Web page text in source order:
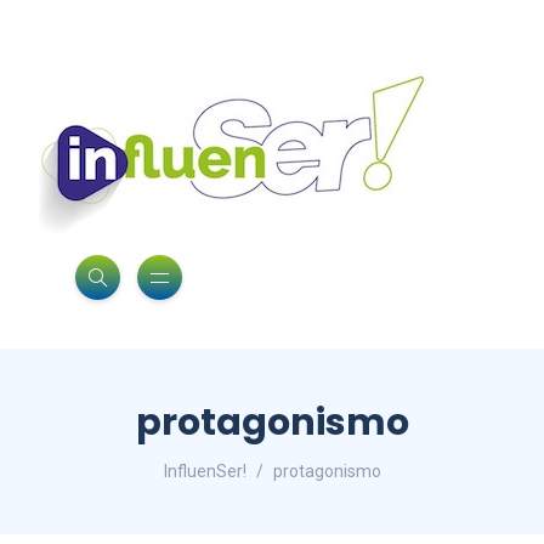
protagonismo
InfluenSer! protagonismo